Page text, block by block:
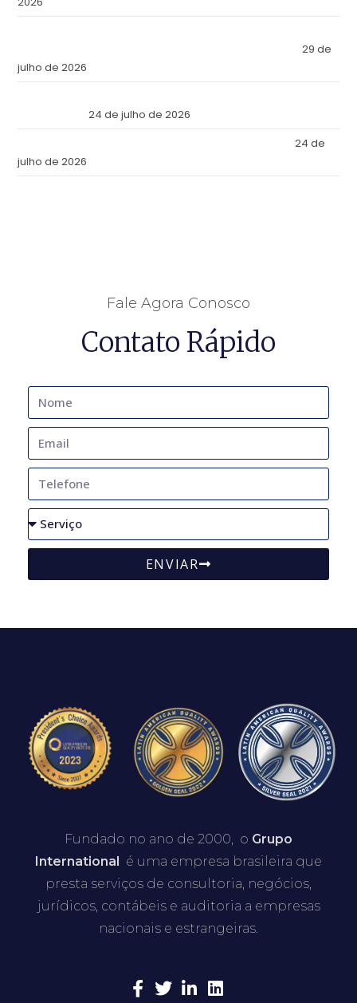
29 de
julho de 2026
24 de julho de 2026
24 de
julho de 2026
Fale Agora Conosco
Contato Rápido
ENVIAR
Fundado no ano de 2000, o Grupo
International é uma empresa brasileira que
presta serviços de consultoria, negócios,
jurídicos, contábeis e auditoria a empresas
nacionais e estrangeiras.